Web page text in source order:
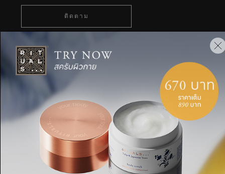
ติดตาม
CUSTOMER SERVICE
WHERE TO FIND US
OUR BRAND
WORLD OF RITUALS